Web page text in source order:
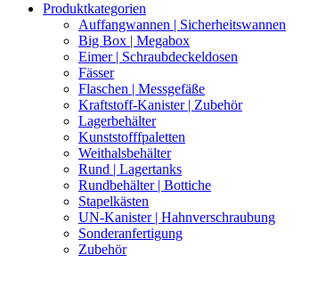
Produktkategorien
Auffangwannen | Sicherheitswannen
Big Box | Megabox
Eimer | Schraubdeckeldosen
Fässer
Flaschen | Messgefäße
Kraftstoff-Kanister | Zubehör
Lagerbehälter
Kunststofffpaletten
Weithalsbehälter
Rund | Lagertanks
Rundbehälter | Bottiche
Stapelkästen
UN-Kanister | Hahnverschraubung
Sonderanfertigung
Zubehör